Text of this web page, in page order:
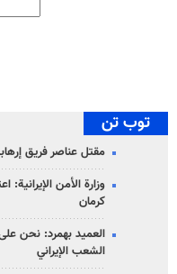
توب تن
مقتل عناصر فريق
كرمان
العميد بهمرد: نحن
الشعب الإيراني